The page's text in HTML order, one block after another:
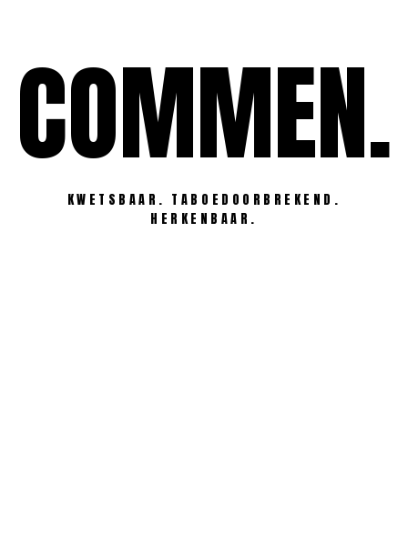
inhoudCOMMEN.
KWETSBAAR. TABOEDOORBREKEND.
HERKENBAAR.